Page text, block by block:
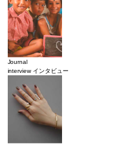
Journal
interview インタビュー